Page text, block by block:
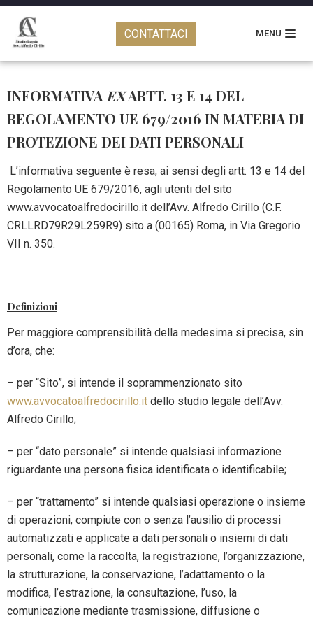
Vai
al
contenuto
CONTATTACI MENU
Privacy policy
INFORMATIVA EXARTT. 13 E 14 DEL
REGOLAMENTO UE 679/2016 IN MATERIA DI
PROTEZIONE DEI DATI PERSONALI
L’informativa seguente è resa, ai sensi degli artt. 13 e 14 del
Regolamento UE 679/2016, agli utenti del sito
www.avvocatoalfredocirillo.it dell’Avv. Alfredo Cirillo (C.F.
CRLLRD79R29L259R9) sito a (00165) Roma, in Via Gregorio
VII n. 350.
Definizioni
Per maggiore comprensibilità della medesima si precisa, sin
d’ora, che:
– per “Sito”, si intende il soprammenzionato sito
www.avvocatoalfredocirillo.it dello studio legale dell’Avv.
Alfredo Cirillo;
– per “dato personale” si intende qualsiasi informazione
riguardante una persona fisica identificata o identificabile;
– per “trattamento” si intende qualsiasi operazione o insieme
di operazioni, compiute con o senza l’ausilio di processi
automatizzati e applicate a dati personali o insiemi di dati
personali, come la raccolta, la registrazione, l’organizzazione,
la strutturazione, la conservazione, l’adattamento o la
modifica, l’estrazione, la consultazione, l’uso, la
comunicazione mediante trasmissione, diffusione o